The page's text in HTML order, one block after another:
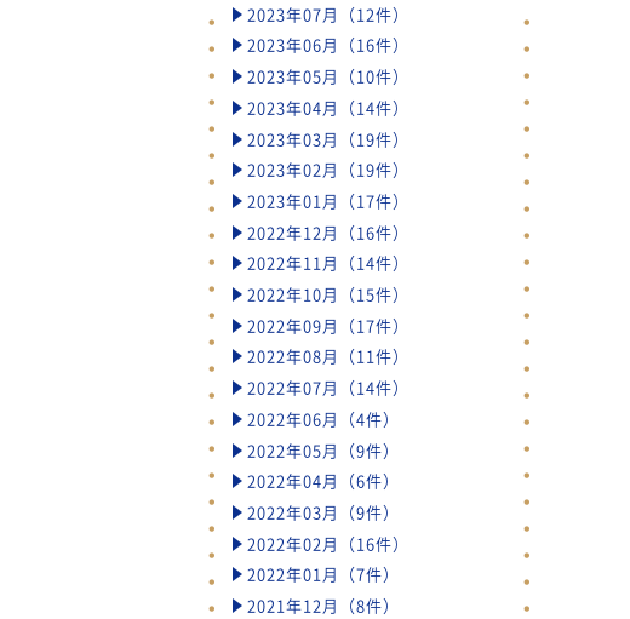
2023年07月（12件）
2023年06月（16件）
2023年05月（10件）
2023年04月（14件）
2023年03月（19件）
2023年02月（19件）
2023年01月（17件）
2022年12月（16件）
2022年11月（14件）
2022年10月（15件）
2022年09月（17件）
2022年08月（11件）
2022年07月（14件）
2022年06月（4件）
2022年05月（9件）
2022年04月（6件）
2022年03月（9件）
2022年02月（16件）
2022年01月（7件）
2021年12月（8件）